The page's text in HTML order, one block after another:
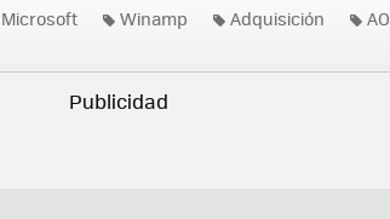
Microsoft Winamp Adquisición